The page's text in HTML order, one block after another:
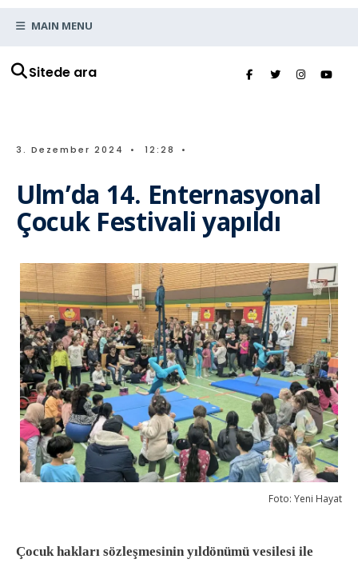
Sitede ara
MAIN MENU
3. Dezember 2024 • 12:28 •
Ulm’da 14. Enternasyonal
Çocuk Festivali yapıldı
Foto: Yeni Hayat
Çocuk hakları sözleşmesinin yıldönümü vesilesi ile